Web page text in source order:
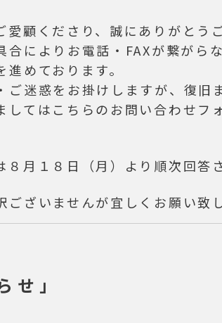
顧くださり、誠にありがとうご
によりお電話・FAXが繋がら
めております。
ご迷惑をお掛けしますが、復旧
してはこちらの お問い合わせフ
月１８日（月）より順次回答
ざいませんが宜しくお願い致し
せ」